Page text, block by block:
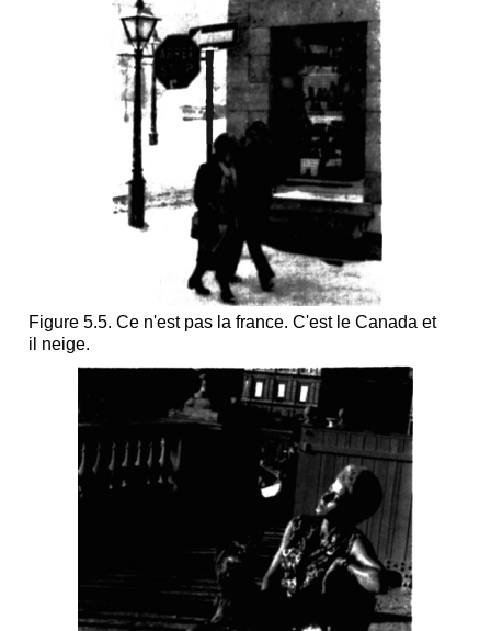
Exercice
Figure 5.5. Ce n'est pas la france. C'est le Canada et
il neige.